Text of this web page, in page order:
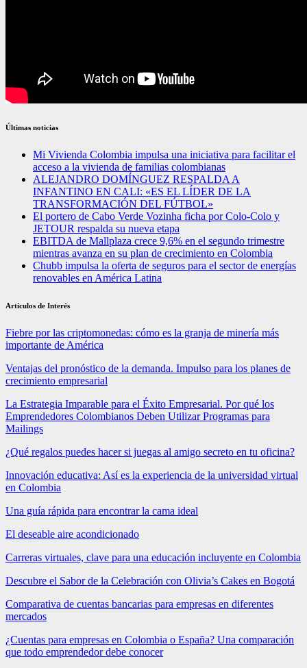
Últimas noticias
Mi Vivienda Colombia impulsa una iniciativa para facilitar el
acceso a la vivienda de familias colombianas
ALEJANDRO DOMÍNGUEZ RESPALDA A
INFANTINO EN CALI: «ES EL LÍDER DE LA
TRANSFORMACIÓN DEL FÚTBOL»
El portero de Cabo Verde Vozinha ficha por Colo-Colo y
JETOUR respalda su nueva etapa
EBITDA de Mallplaza crece 9,6% en el segundo trimestre
mientras avanza en su plan de crecimiento en Colombia
Chubb impulsa la oferta de seguros para el sector de energías
renovables en América Latina
Artículos de Interés
Fiebre por las criptomonedas: cómo es la granja de minería más
importante de América
Ventajas del pronóstico de la demanda. Impulso para los planes de
crecimiento empresarial
La Estrategia Imparable para el Éxito Empresarial. Por qué los
Emprendedores Colombianos Deben Utilizar Programas para
Mailings
¿Qué regalos puedes hacer si juegas al amigo secreto en tu oficina?
Innovación educativa: Así es la experiencia de la universidad virtual
en Colombia
Una guía rápida para encontrar la cama ideal
El deseable aire acondicionado
Carreras virtuales, clave para una educación incluyente en Colombia
Descubre el Sabor de la Celebración con Olivia’s Cakes en Bogotá
Comparativa de cuentas bancarias para empresas en diferentes
mercados
¿Cuentas para empresas en Colombia o España? Una comparación
que todo emprendedor debe conocer